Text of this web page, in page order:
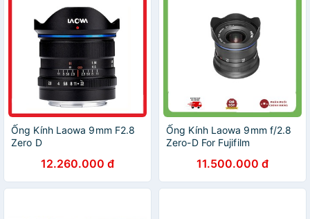
Ống Kính Laowa 9mm F2.8
Zero D
12.260.000 đ
Ống Kính Laowa 9mm f/2.8
Zero-D For Fujifilm
11.500.000 đ